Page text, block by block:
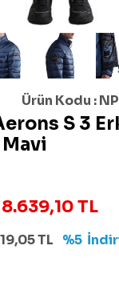
Ürün Kodu :
S 3
8.639,10 TL
TL %5